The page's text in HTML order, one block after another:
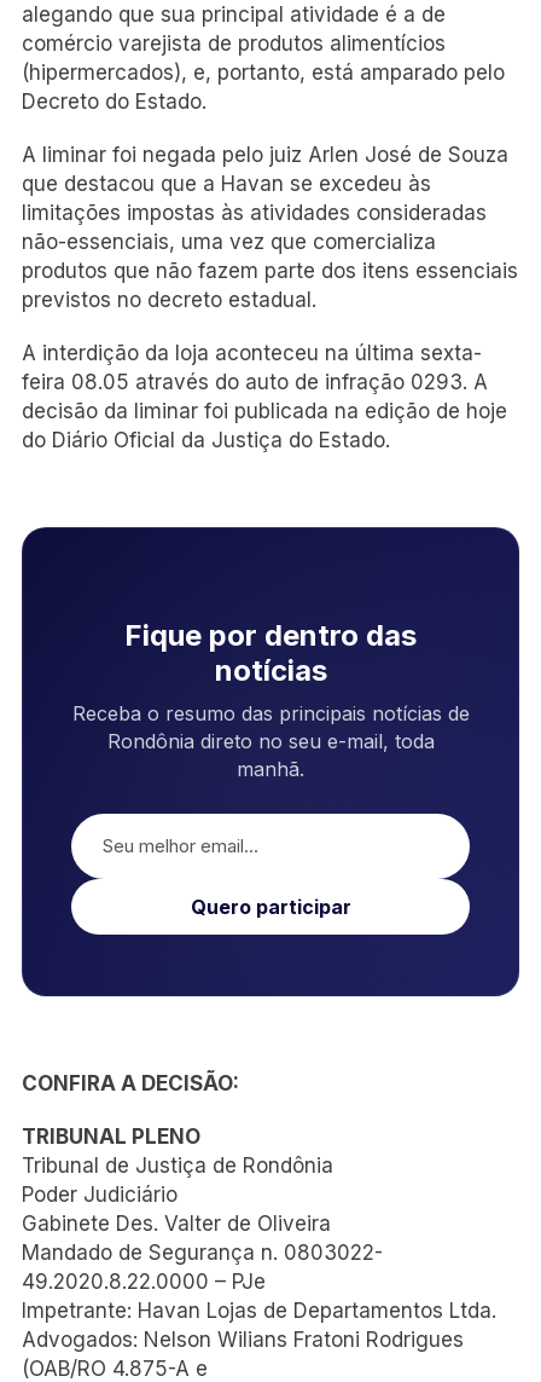
alegando que sua principal atividade é a de
comércio varejista de produtos alimentícios
(hipermercados), e, portanto, está amparado pelo
Decreto do Estado.
A liminar foi negada pelo juiz Arlen José de Souza
que destacou que a Havan se excedeu às
limitações impostas às atividades consideradas
não-essenciais, uma vez que comercializa
produtos que não fazem parte dos itens essenciais
previstos no decreto estadual.
A interdição da loja aconteceu na última sexta-
feira 08.05 através do auto de infração 0293. A
decisão da liminar foi publicada na edição de hoje
do Diário Oficial da Justiça do Estado.
Fique por dentro das
notícias
Receba o resumo das principais notícias de
Rondônia direto no seu e-mail, toda
manhã.
Quero participar
CONFIRA A DECISÃO:
TRIBUNAL PLENO
Tribunal de Justiça de Rondônia
Poder Judiciário
Gabinete Des. Valter de Oliveira
Mandado de Segurança n. 0803022-
49.2020.8.22.0000 – PJe
Impetrante: Havan Lojas de Departamentos Ltda.
Advogados: Nelson Wilians Fratoni Rodrigues
(OAB/RO 4.875-A e